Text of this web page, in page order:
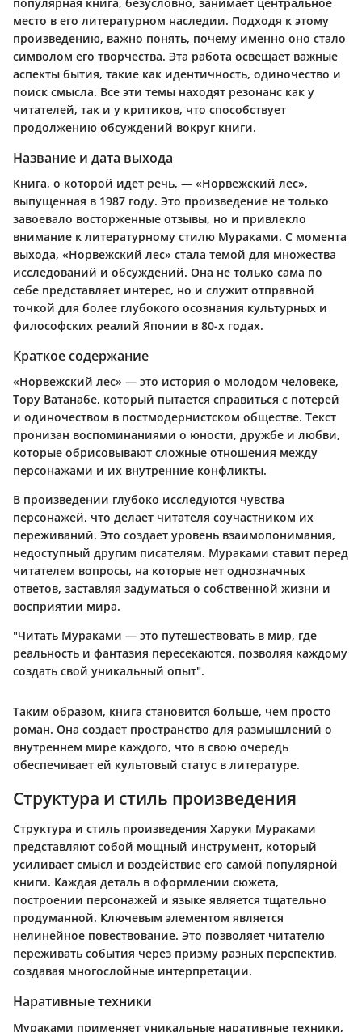
место в его литературном наследии. Подходя к этому
произведению, важно понять, почему именно оно стало
символом его творчества. Эта работа освещает важные
аспекты бытия, такие как идентичность, одиночество и
поиск смысла. Все эти темы находят резонанс как у
читателей, так и у критиков, что способствует
продолжению обсуждений вокруг книги.
Название и дата выхода
Книга, о которой идет речь, — «Норвежский лес»,
выпущенная в 1987 году. Это произведение не только
завоевало восторженные отзывы, но и привлекло
внимание к литературному стилю Мураками. С момента
выхода, «Норвежский лес» стала темой для множества
исследований и обсуждений. Она не только сама по
себе представляет интерес, но и служит отправной
точкой для более глубокого осознания культурных и
философских реалий Японии в 80-х годах.
Краткое содержание
«Норвежский лес» — это история о молодом человеке,
Тору Ватанабе, который пытается справиться с потерей
и одиночеством в постмодернистском обществе. Текст
пронизан воспоминаниями о юности, дружбе и любви,
которые обрисовывают сложные отношения между
персонажами и их внутренние конфликты.
В произведении глубоко исследуются чувства
персонажей, что делает читателя соучастником их
переживаний. Это создает уровень взаимопонимания,
недоступный другим писателям. Мураками ставит перед
читателем вопросы, на которые нет однозначных
ответов, заставляя задуматься о собственной жизни и
восприятии мира.
"Читать Мураками — это путешествовать в мир, где
реальность и фантазия пересекаются, позволяя каждому
создать свой уникальный опыт".
Таким образом, книга становится больше, чем просто
роман. Она создает пространство для размышлений о
внутреннем мире каждого, что в свою очередь
обеспечивает ей культовый статус в литературе.
Структура и стиль произведения
Структура и стиль произведения Харуки Мураками
представляют собой мощный инструмент, который
усиливает смысл и воздействие его самой популярной
книги. Каждая деталь в оформлении сюжета,
построении персонажей и языке является тщательно
продуманной. Ключевым элементом является
нелинейное повествование. Это позволяет читателю
переживать события через призму разных перспектив,
создавая многослойные интерпретации.
Наративные техники
Мураками применяет уникальные наративные техники,